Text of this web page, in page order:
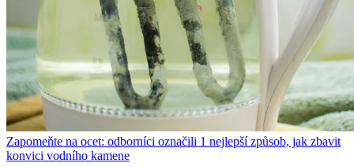
Zapomeňte na ocet: odborníci označili 1 nejlepší způsob, jak zbavit
konvici vodního kamene